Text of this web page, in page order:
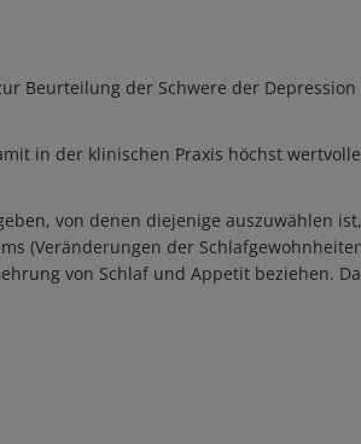
Beurteilung der Schwere der
in der klinischen Praxis höchst
von denen diejenige auszuwählen
(Veränderungen der
von Schlaf und Appetit beziehen.